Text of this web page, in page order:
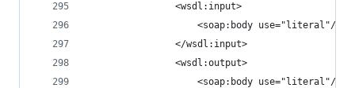
				<wsdl:input>
					<soap:body use="literal"/>
				</wsdl:input>
				<wsdl:output>
					<soap:body use="literal"/>